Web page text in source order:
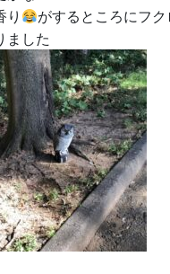
り
がするところにフク
ました